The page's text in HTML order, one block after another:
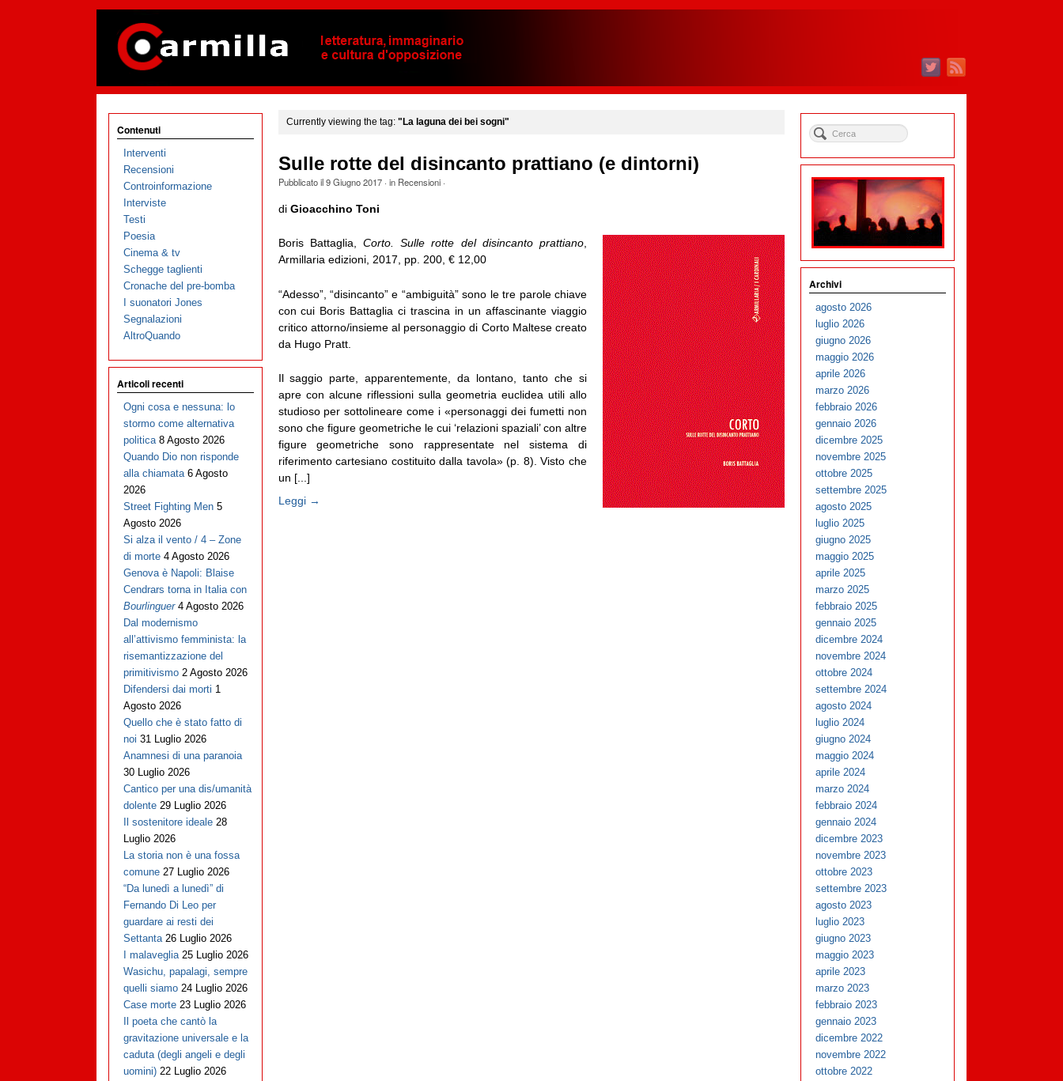
Currently viewing the tag: "La laguna dei bei sogni"
Sulle rotte del disincanto prattiano (e dintorni)
Pubblicato il9 Giugno 2017· in Recensioni·
di Gioacchino Toni
Boris Battaglia, Corto. Sulle rotte del disincanto prattiano,
Armillaria edizioni, 2017, pp. 200, € 12,00
“Adesso”, “disincanto” e “ambiguità” sono le tre parole chiave
con cui Boris Battaglia ci trascina in un affascinante viaggio
critico attorno/insieme al personaggio di Corto Maltese creato
da Hugo Pratt.
Il saggio parte, apparentemente, da lontano, tanto che si
apre con alcune riflessioni sulla geometria euclidea utili allo
studioso per sottolineare come i «personaggi dei fumetti non
sono che figure geometriche le cui ‘relazioni spaziali’ con altre
figure geometriche sono rappresentate nel sistema di
riferimento cartesiano costituito dalla tavola» (p. 8). Visto che
un [...]
Leggi →
Contenuti
Interventi
Recensioni
Controinformazione
Interviste
Testi
Poesia
Cinema & tv
Schegge taglienti
Cronache del pre-bomba
I suonatori Jones
Segnalazioni
AltroQuando
Articoli recenti
Ogni cosa e nessuna: lo
stormo come alternativa
politica 8 Agosto 2026
Quando Dio non risponde
alla chiamata 6 Agosto
2026
Street Fighting Men 5
Agosto 2026
Si alza il vento / 4 – Zone
di morte 4 Agosto 2026
Genova è Napoli: Blaise
Cendrars torna in Italia con
Bourlinguer 4 Agosto 2026
Dal modernismo
all’attivismo femminista: la
risemantizzazione del
primitivismo 2 Agosto 2026
Difendersi dai morti 1
Agosto 2026
Quello che è stato fatto di
noi 31 Luglio 2026
Anamnesi di una paranoia
30 Luglio 2026
Cantico per una dis/umanità
dolente 29 Luglio 2026
Il sostenitore ideale 28
Luglio 2026
La storia non è una fossa
comune 27 Luglio 2026
“Da lunedì a lunedì” di
Fernando Di Leo per
guardare ai resti dei
Settanta 26 Luglio 2026
I malaveglia 25 Luglio 2026
Wasichu, papalagi, sempre
quelli siamo 24 Luglio 2026
Case morte 23 Luglio 2026
Il poeta che cantò la
gravitazione universale e la
caduta (degli angeli e degli
uomini) 22 Luglio 2026
Archivi
agosto 2026
luglio 2026
giugno 2026
maggio 2026
aprile 2026
marzo 2026
febbraio 2026
gennaio 2026
dicembre 2025
novembre 2025
ottobre 2025
settembre 2025
agosto 2025
luglio 2025
giugno 2025
maggio 2025
aprile 2025
marzo 2025
febbraio 2025
gennaio 2025
dicembre 2024
novembre 2024
ottobre 2024
settembre 2024
agosto 2024
luglio 2024
giugno 2024
maggio 2024
aprile 2024
marzo 2024
febbraio 2024
gennaio 2024
dicembre 2023
novembre 2023
ottobre 2023
settembre 2023
agosto 2023
luglio 2023
giugno 2023
maggio 2023
aprile 2023
marzo 2023
febbraio 2023
gennaio 2023
dicembre 2022
novembre 2022
ottobre 2022